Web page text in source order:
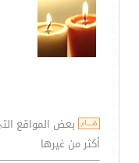
بعض المواقع
أكثر من غيرها